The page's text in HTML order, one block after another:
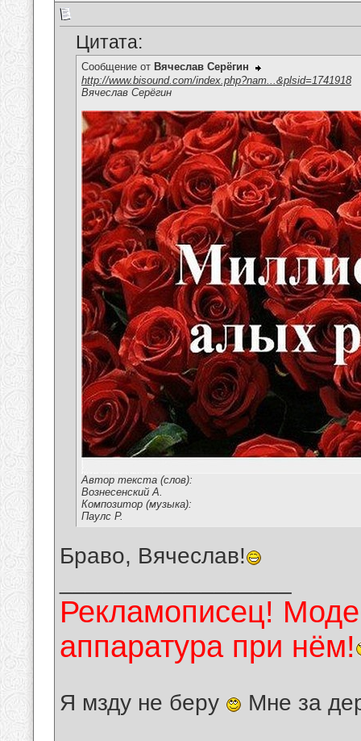
Цитата:
Сообщение от Вячеслав Серёгин
http://www.bisound.com/index.php?nam...&plsid=1741918
Вячеслав Серёгин
Автор текста (слов):
Вознесенский А.
Композитор (музыка):
Паулс Р.
Браво, Вячеслав!
Рекламописец!
аппаратура при нём!
Я мзду не беру Мне за